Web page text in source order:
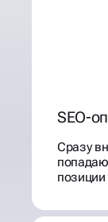
SEO-
Сразу